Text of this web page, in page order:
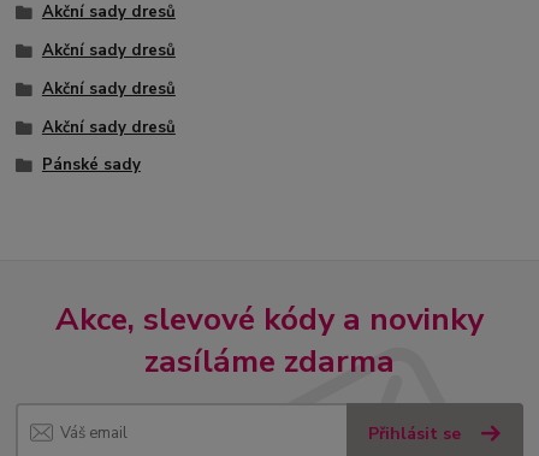
Akční sady dresů
Akční sady dresů
Akční sady dresů
Akční sady dresů
Pánské sady
Akce, slevové kódy a novinky
zasíláme zdarma
Přihlásit se